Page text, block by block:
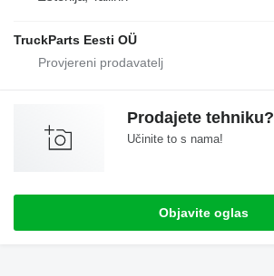
TruckParts Eesti OÜ
Prodajete tehniku?
Učinite to s nama!
Objavite oglas